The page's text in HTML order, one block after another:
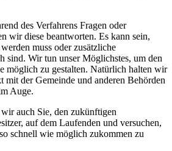
des Verfahrens Fragen oder
wir diese beantworten. Es kann sein,
muss oder zusätzliche
sind. Wir tun unser Möglichstes, um den
möglich zu gestalten. Natürlich halten wir
mit der Gemeinde und anderen Behörden
Auge.
auch Sie, den zukünftigen
auf dem Laufenden und versuchen,
schnell wie möglich zukommen zu